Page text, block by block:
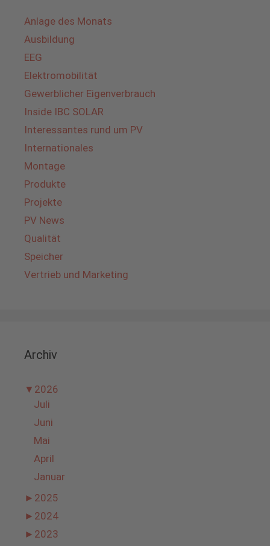
Anlage des Monats
Ausbildung
EEG
Elektromobilität
Gewerblicher Eigenverbrauch
Inside IBC SOLAR
Interessantes rund um PV
Internationales
Montage
Produkte
Projekte
PV News
Qualität
Speicher
Vertrieb und Marketing
Archiv
▼ 2026
Juli
Juni
Mai
April
Januar
► 2025
► 2024
► 2023